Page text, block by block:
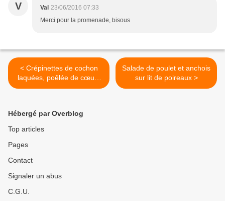
V Val 23/06/2016 07:33
Merci pour la promenade, bisous
< Crépinettes de cochon
laquées, poêlée de cœurs
d'artichauts au cerfeuil
Salade de poulet et anchois
sur lit de poireaux >
Hébergé par Overblog
Top articles
Pages
Contact
Signaler un abus
C.G.U.